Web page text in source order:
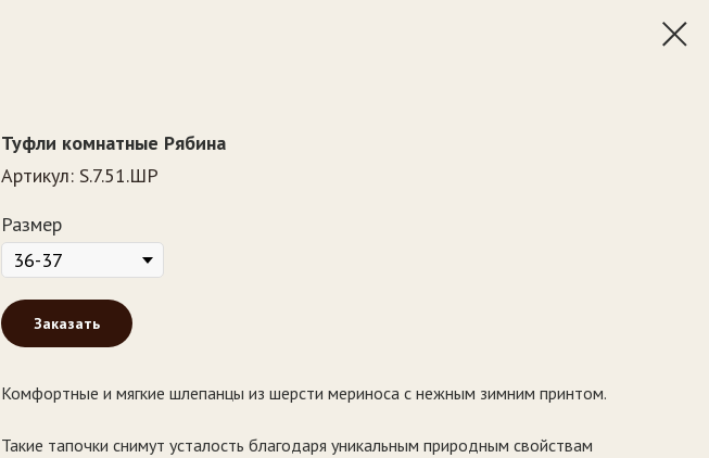
Туфли комнатные Рябина
Артикул: S.7.51.ШР
Размер
Заказать
Комфортные и мягкие шлепанцы из шерсти мериноса с нежным зимним принтом.
Такие тапочки снимут усталость благодаря уникальным природным свойствам